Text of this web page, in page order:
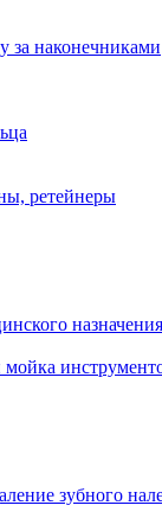
за наконечниками
ретейнеры
назначения
мойка
зубного